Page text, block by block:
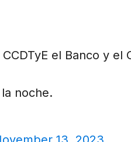
el Banco y el
noche.